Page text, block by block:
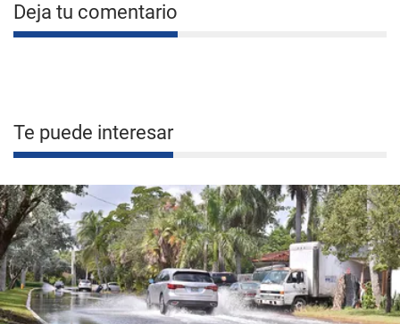
Deja tu comentario
Te puede interesar